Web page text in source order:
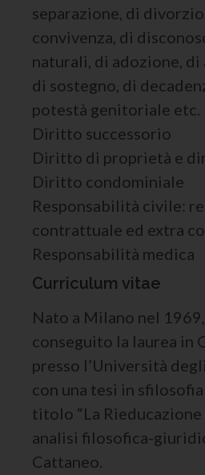
separazione, di
convivenza, di
naturali, di adozione,
di sostegno, di
potestà genitoriale etc.
Diritto successorio
Diritto di proprietà e
Diritto condominiale
Responsabilità civile:
contrattuale ed extra
Responsabilità medica
Curriculum vitae
Nato a Milano nel
conseguito la laurea in
presso l’Università
con una tesi in
titolo “La
analisi filosofica-
Cattaneo.